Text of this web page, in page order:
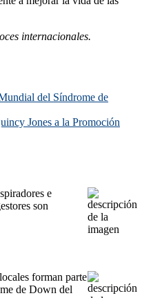
internacionales.
del Síndrome de
Jones a la Promoción
e
son
forman parte
de Down del